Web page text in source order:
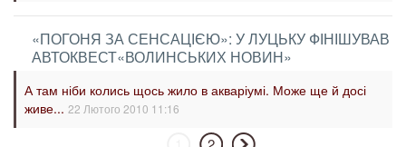
«ПОГОНЯ ЗА СЕНСАЦІЄЮ»: У ЛУЦЬКУ ФІНІШУВАВ
АВТОКВЕСТ«ВОЛИНСЬКИХ НОВИН»
А там ніби колись щось жило в акваріумі. Може ще й досі
живе... 22 Лютого 2010 11:16